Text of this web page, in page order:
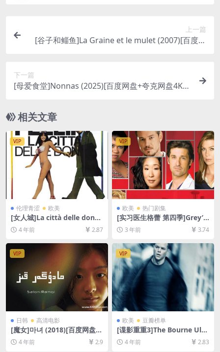
上一篇
[谷子和鲻鱼]La Graine et le mulet (2007)[百度网
下一篇
[母爱食堂]Nonnas (2025)[百度网盘+夸克网盘4K超
英字幕]
相关文章
VIP
伦理青涩 欧美
[女人城]La città delle donne
(1980)[百度网盘+迅雷云盘资
源1080P超清未删减][MP4/8.
8GB][中文字幕]
4 年前 2.87
VIP
欧美 热门剧集
[实习医生格蕾 第四季]Grey’s
Anatomy Season 4 (2007)
[百度网盘+夸克网盘1080P超
清未删减资源][网盘在线播放/
下载][MP4/47GB][奈飞官方
中字]
3 年前 3.74
VIP
日韩 高清电影
[魔女]마녀 (2018)[百度网盘
+迅雷云盘资源1080P超清未
删减][MP4/7.9GB][韩语中字]
4 年前 2.9
VIP
欧美 豆瓣榜单
[谍影重重3]The Bourne Ulti
matum (2007)[百度网盘+迅
雷云盘资源1080P超清未删减]
4 年前 2.83